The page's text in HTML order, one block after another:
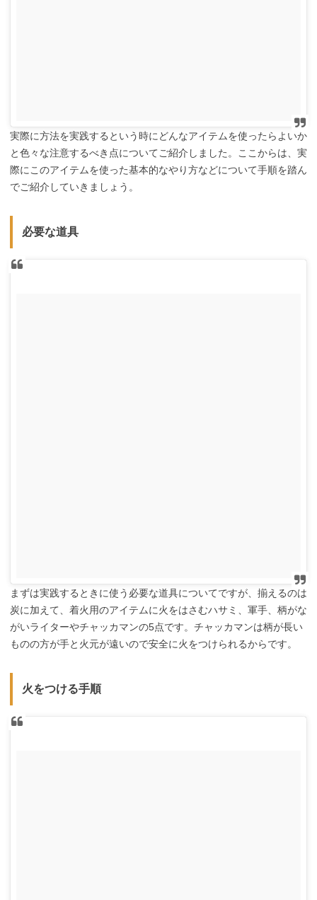
実際に方法を実践するという時にどんなアイテムを使ったらよいか
と色々な注意するべき点についてご紹介しました。ここからは、実
際にこのアイテムを使った基本的なやり方などについて手順を踏ん
でご紹介していきましょう。
必要な道具
まずは実践するときに使う必要な道具についてですが、揃えるのは
炭に加えて、着火用のアイテムに火をはさむハサミ、軍手、柄がな
がいライターやチャッカマンの5点です。チャッカマンは柄が長い
ものの方が手と火元が遠いので安全に火をつけられるからです。
火をつける手順